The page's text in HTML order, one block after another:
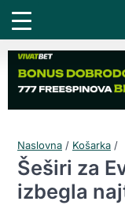
Naslovna / Košarka /
Šeširi za
izbegla